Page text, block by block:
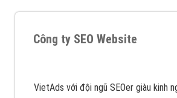
Công ty SEO Website
VietAds với đội ngũ SEOer giàu kinh